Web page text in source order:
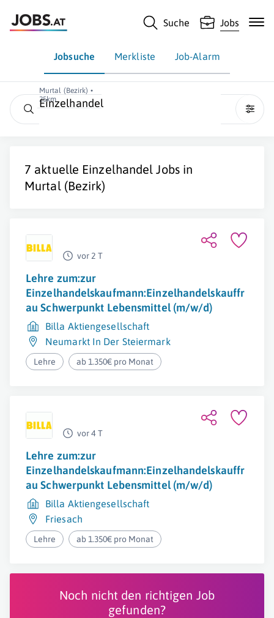
Suche Jobs
Jobsuche Merkliste Job-Alarm
Murtal (Bezirk) •
25km
Einzelhandel
7 aktuelle Einzelhandel Jobs in
Murtal (Bezirk)
vor 2 T
Lehre zum:zur
Einzelhandelskaufmann:Einzelhandelskauffr
au Schwerpunkt Lebensmittel (m/w/d)
Billa Aktiengesellschaft
Neumarkt In Der Steiermark
Lehre ab 1.350€ pro Monat
vor 4 T
Lehre zum:zur
Einzelhandelskaufmann:Einzelhandelskauffr
au Schwerpunkt Lebensmittel (m/w/d)
Billa Aktiengesellschaft
Friesach
Lehre ab 1.350€ pro Monat
Noch nicht den richtigen Job
gefunden?